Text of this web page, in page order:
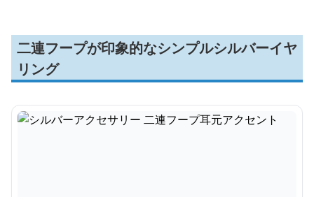
二連フープが印象的なシンプルシルバーイヤ
リング